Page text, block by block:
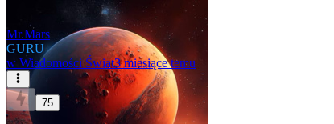
Mr.Mars
GURU
w Wiadomości Świat3 miesiące temu
75